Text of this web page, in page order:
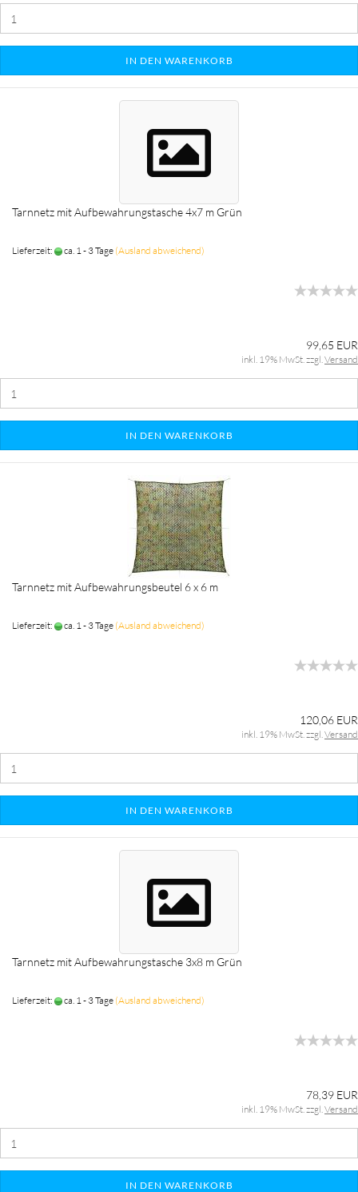
IN DEN WARENKORB
Tarnnetz mit Aufbewahrungstasche 4x7 m Grün
Lieferzeit: ca. 1 - 3 Tage (Ausland abweichend)
99,65 EUR
inkl. 19% MwSt. zzgl.Versand
IN DEN WARENKORB
Tarnnetz mit Aufbewahrungsbeutel 6 x 6 m
Lieferzeit: ca. 1 - 3 Tage (Ausland abweichend)
120,06 EUR
inkl. 19% MwSt. zzgl.Versand
IN DEN WARENKORB
Tarnnetz mit Aufbewahrungstasche 3x8 m Grün
Lieferzeit: ca. 1 - 3 Tage (Ausland abweichend)
78,39 EUR
inkl. 19% MwSt. zzgl.Versand
IN DEN WARENKORB